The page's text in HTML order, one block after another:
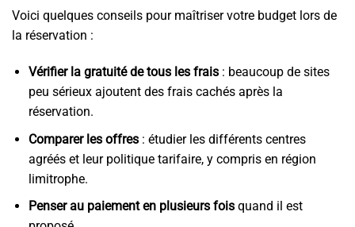
Voici quelques conseils pour maîtriser votre budget lors de
la réservation :
Vérifier la gratuité de tous les frais: beaucoup de sites
peu sérieux ajoutent des frais cachés après la
réservation.
Comparer les offres: étudier les différents centres
agréés et leur politique tarifaire, y compris en région
limitrophe.
Penser au paiement en plusieurs foisquand il est